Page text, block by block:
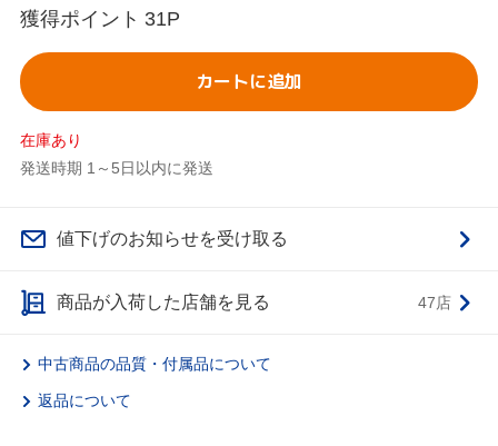
獲得ポイント 31P
カートに追加
在庫あり
発送時期 1～5日以内に発送
値下げのお知らせを受け取る
商品が入荷した店舗を見る 47店
中古商品の品質・付属品について
返品について